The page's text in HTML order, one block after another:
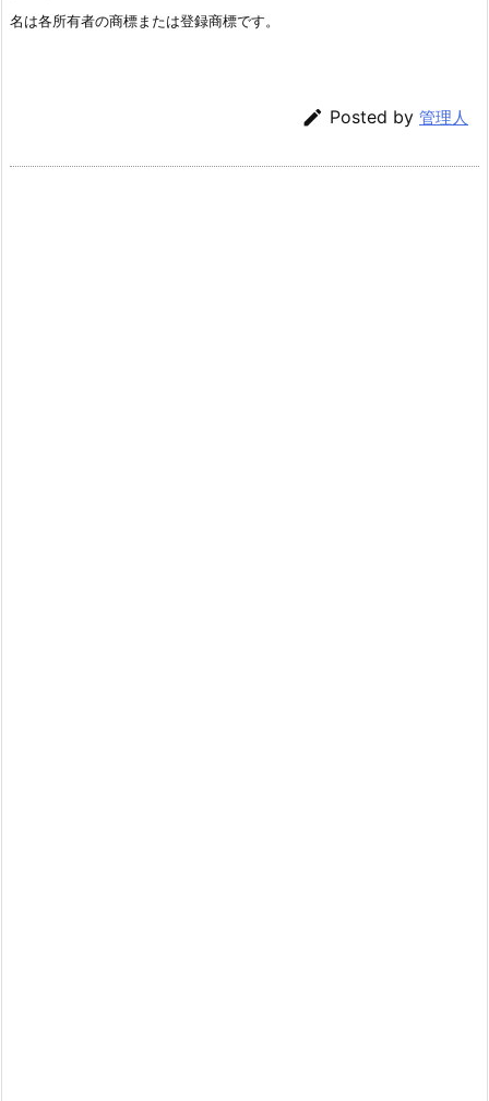
名は各所有者の商標または登録商標です。
 Posted by 管理人